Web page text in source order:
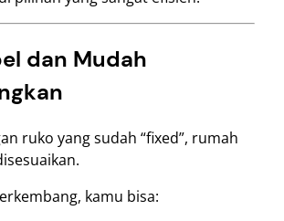
dan Mudah
ruko yang sudah “fixed”, rumah
kamu bisa: